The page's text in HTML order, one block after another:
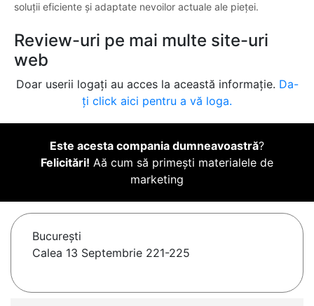
soluții eficiente și adaptate nevoilor actuale ale pieței.
Review-uri pe mai multe site-uri
web
Doar userii logați au acces la această informație. Da-
ți click aici pentru a vă loga.
Este acesta compania dumneavoastră?
Felicitări! Aă cum să primești materialele de
marketing
Bucureşti
Calea 13 Septembrie 221-225